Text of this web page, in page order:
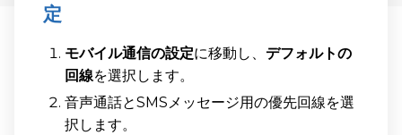
定
モバイル通信の設定に移動し、 デフォルトの
回線を選択します。
音声通話とSMSメッセージ用の優先回線を選
択します。